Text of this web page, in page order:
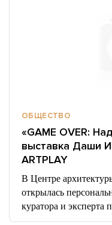
ОБЩЕСТВО
«GAME OVER:
выставка Даши
ARTPLAY
В Центре
открылась
куратора и эксперта